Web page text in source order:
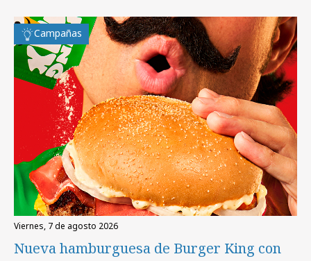
Campañas
viernes, 7 de agosto 2026
Nueva hamburguesa de Burger King con